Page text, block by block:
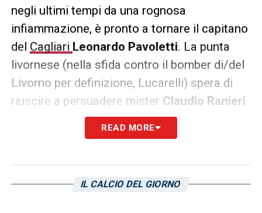
negli ultimi tempi da una rognosa
infiammazione, è pronto a tornare il capitano
del Cagliari Leonardo Pavoletti. La punta
livornese (nella sfida contro il bomber di/del
Livorno per definizione, Lucarelli) spera di
riuscire a persuadere mister Claudio Ranieri
circa la possibilità di contare su lui per
ricostruire la coppia delle due “bocche da
READ MORE
IL CALCIO DEL GIORNO